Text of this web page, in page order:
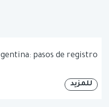
pasos de registro
للمزيد